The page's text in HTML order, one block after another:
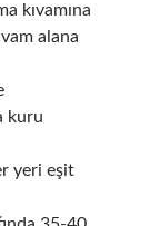
kıvamına
alana
kuru
yeri eşit